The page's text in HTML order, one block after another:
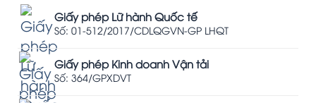
Giấy phép Lữ hành Quốc tế
Số: 01-512/2017/CDLQGVN-GP LHQT
Giấy phép Kinh doanh Vận tải
Số: 364/GPXDVT